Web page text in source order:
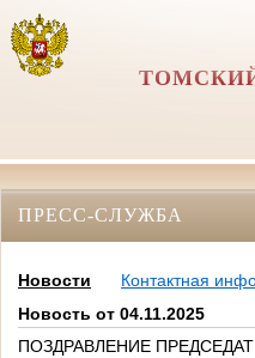
ПРЕСС-СЛУЖБА
Новости
Контактная
Новость от 04.11.2025
ПОЗДРАВЛЕНИЕ